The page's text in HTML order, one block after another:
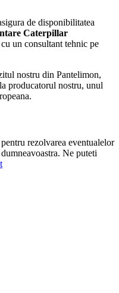
de disponibilitatea
Caterpillar
un consultant tehnic pe
nostru din Pantelimon,
producatorul nostru, unul
rezolvarea eventualelor
Ne puteti